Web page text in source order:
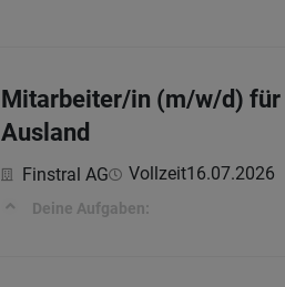
Mitarbeiter/in (m/w/d) für
Ausland
Finstral AG Vollzeit16.07.2026
Deine Aufgaben: